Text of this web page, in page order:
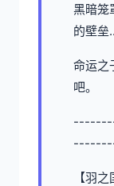
黑暗笼
的壁垒..
命运之
吧。
【羽